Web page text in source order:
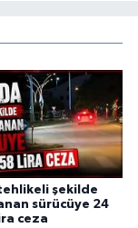
şekilde
sürücüye 24
ceza